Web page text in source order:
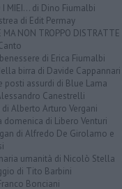
I MIEI... di Dino Fiumalbi
di Edit Permay
MA NON TROPPO DISTRATTE
di Erica Fiumalbi
birra di Davide Cappannari
posti assurdi di Blue Lama
Canestrelli
di Alberto Arturo Vergani
domenica di Libero Venturi
di Alfredo De Girolamo e
umanità di Nicolò Stella
di Tito Barbini
Bonciani